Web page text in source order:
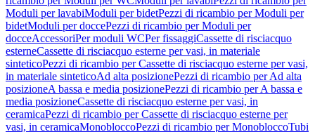
Moduli per lavabiModuli per bidetPezzi di ricambio per Moduli per
bidetModuli per doccePezzi di ricambio per Moduli per
docceAccessoriPer moduli WCPer fissaggiCassette di risciacquo
esterneCassette di risciacquo esterne per vasi, in materiale
sinteticoPezzi di ricambio per Cassette di risciacquo esterne per vasi,
in materiale sinteticoAd alta posizionePezzi di ricambio per Ad alta
posizioneA bassa e media posizionePezzi di ricambio per A bassa e
media posizioneCassette di risciacquo esterne per vasi, in
ceramicaPezzi di ricambio per Cassette di risciacquo esterne per
vasi, in ceramicaMonobloccoPezzi di ricambio per MonobloccoTubi